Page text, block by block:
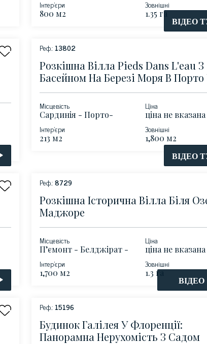
Інтер'єри
800 м2
Зовнішні
1.35 га
ВІДЕО
Реф.: 13802
Розкішна Вілла Pieds Dans L'eau З
Басейном На Березі Моря В Порто
Місцевість
Сардинія - Порто-
Ціна
ціна не вказана
Інтер'єри
213 м2
Зовнішні
1,800 м2
ВІДЕО
Реф.:8729
Розкішна Історична Вілла Біля
Маджоре
Місцевість
П’ємонт - Белджірат -
Ціна
ціна не вказана
Інтер'єри
1,700 м2
Зовнішні
1.3 га
ВІДЕО
Реф.: 15196
Будинок Галілея У Флоренції:
Панорамна Нерухомість З Садом